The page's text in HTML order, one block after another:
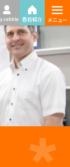
Jabble 各校紹介 ≡
メニュー